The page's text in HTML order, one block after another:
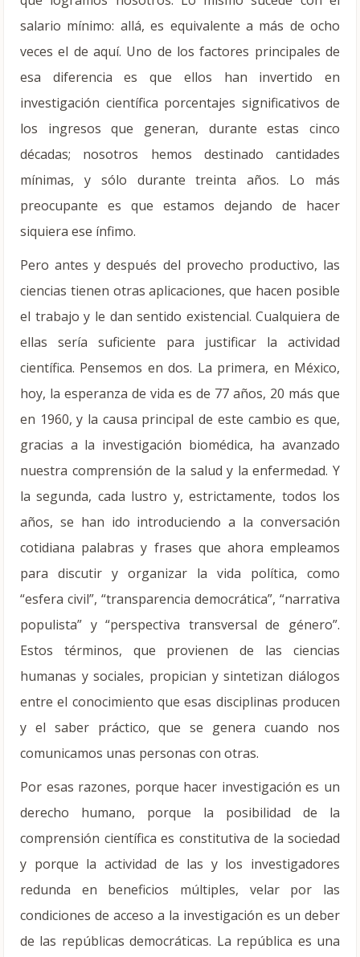
salario mínimo: allá, es equivalente a más de ocho
veces el de aquí. Uno de los factores principales de
esa diferencia es que ellos han invertido en
investigación científica porcentajes significativos de
los ingresos que generan, durante estas cinco
décadas; nosotros hemos destinado cantidades
mínimas, y sólo durante treinta años. Lo más
preocupante es que estamos dejando de hacer
siquiera ese ínfimo.
Pero antes y después del provecho productivo, las
ciencias tienen otras aplicaciones, que hacen posible
el trabajo y le dan sentido existencial. Cualquiera de
ellas sería suficiente para justificar la actividad
científica. Pensemos en dos. La primera, en México,
hoy, la esperanza de vida es de 77 años, 20 más que
en 1960, y la causa principal de este cambio es que,
gracias a la investigación biomédica, ha avanzado
nuestra comprensión de la salud y la enfermedad. Y
la segunda, cada lustro y, estrictamente, todos los
años, se han ido introduciendo a la conversación
cotidiana palabras y frases que ahora empleamos
para discutir y organizar la vida política, como
“esfera civil”, “transparencia democrática”, “narrativa
populista” y “perspectiva transversal de género”.
Estos términos, que provienen de las ciencias
humanas y sociales, propician y sintetizan diálogos
entre el conocimiento que esas disciplinas producen
y el saber práctico, que se genera cuando nos
comunicamos unas personas con otras.
Por esas razones, porque hacer investigación es un
derecho humano, porque la posibilidad de la
comprensión científica es constitutiva de la sociedad
y porque la actividad de las y los investigadores
redunda en beneficios múltiples, velar por las
condiciones de acceso a la investigación es un deber
de las repúblicas democráticas. La república es una